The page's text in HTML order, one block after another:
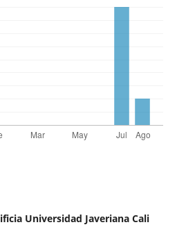
Universidad Javeriana Cali